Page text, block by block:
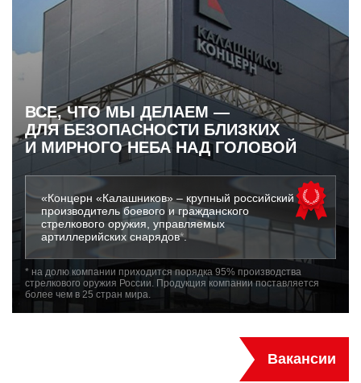
ВСЕ, ЧТО МЫ ДЕЛАЕМ —
ДЛЯ БЕЗОПАСНОСТИ БЛИЗКИХ
И МИРНОГО НЕБА НАД ГОЛОВОЙ
«Концерн «Калашников» – крупный российский
производитель боевого и гражданского
стрелкового оружия, управляемых
артиллерийских снарядов*.
* на долю компании приходится порядка 95% производства
стрелкового оружия России. Продукция компании поставляется
более чем в 25 стран мира.
Вакансии